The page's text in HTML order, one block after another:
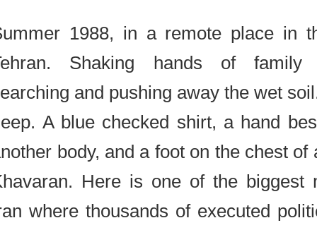
Summer 1988, in a remote place
Tehran. Shaking hands of
searching and pushing away the wet
deep. A blue checked shirt, a hand
another body, and a foot on the chest
Khavaran. Here is one of the
Iran where thousands of executed